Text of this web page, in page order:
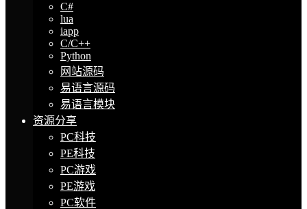
C#
lua
iapp
C/C++
Python
网站源码
易语言源码
易语言模块
资源分享
PC科技
PE科技
PC游戏
PE游戏
PC软件